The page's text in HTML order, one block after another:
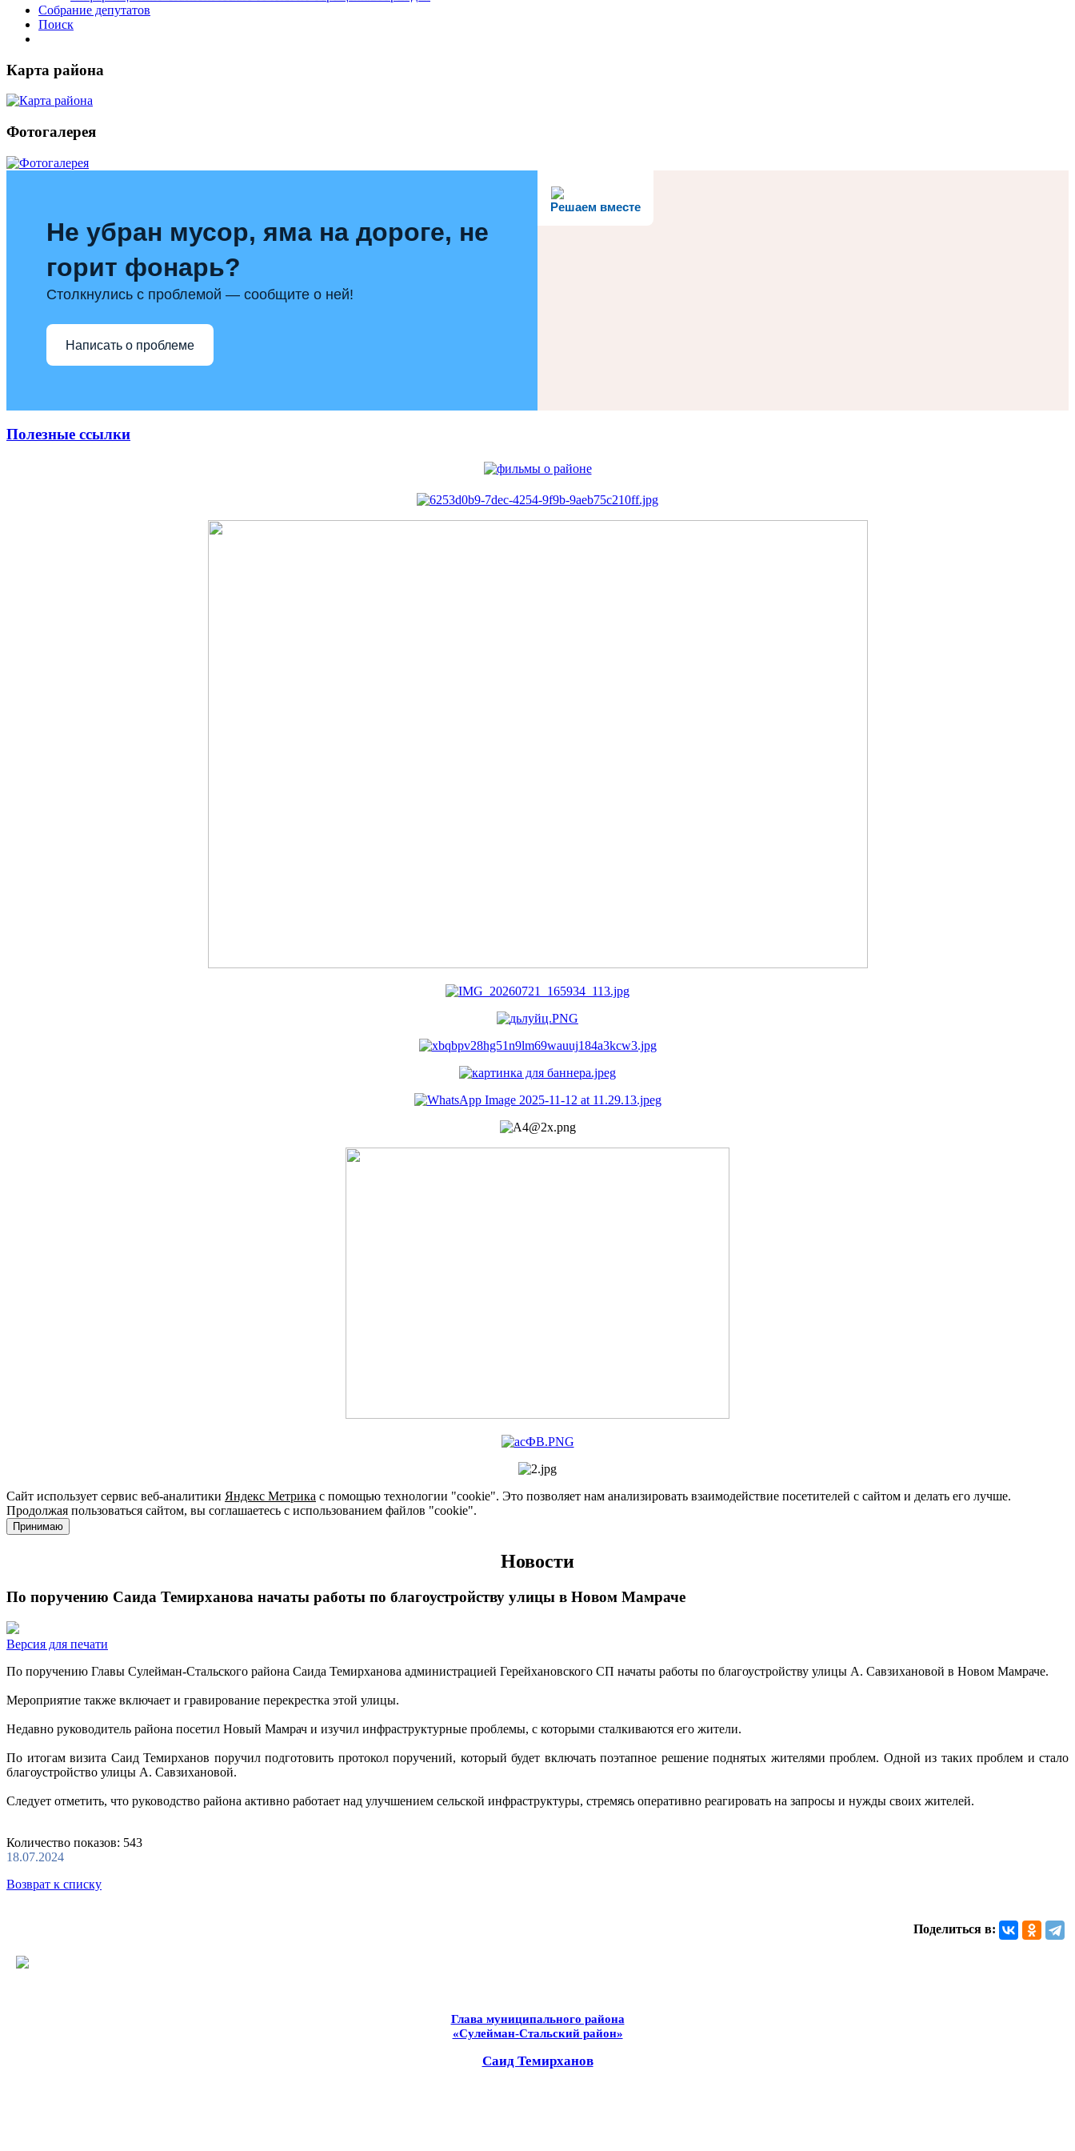
Собрание депутатов
Поиск
Карта района
Фотогалерея
Решаем вместе
Не убран мусор, яма на дороге, не
горит фонарь?
Столкнулись с проблемой — сообщите о ней!
Написать о проблеме
Полезные ссылки
Сайт использует сервис веб-аналитики Яндекс Метрика с помощью технологии "cookie". Это позволяет нам анализировать взаимодействие посетителей с сайтом и делать его лучше.
Продолжая пользоваться сайтом, вы соглашаетесь с использованием файлов "cookie".
Принимаю
Новости
По поручению Саида Темирханова начаты работы по благоустройству улицы в Новом Мамраче
Версия для печати
По поручению Главы Сулейман-Стальского района Саида Темирханова администрацией Герейхановского СП начаты работы по благоустройству улицы А. Савзихановой в Новом Мамраче.
Мероприятие также включает и гравирование перекрестка этой улицы.
Недавно руководитель района посетил Новый Мамрач и изучил инфраструктурные проблемы, с которыми сталкиваются его жители.
По итогам визита Саид Темирханов поручил подготовить протокол поручений, который будет включать поэтапное решение поднятых жителями проблем. Одной из таких проблем и стало
благоустройство улицы А. Савзихановой.
Следует отметить, что руководство района активно работает над улучшением сельской инфраструктуры, стремясь оперативно реагировать на запросы и нужды своих жителей.
Количество показов: 543
18.07.2024
Возврат к списку
Поделиться в:
Глава муниципального района
«Сулейман-Стальский район»
Саид Темирханов